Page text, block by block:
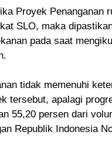
Proyek Penanganan
SLO, maka
pada saat
tidak memenuhi
tersebut, apalagi
55,20 persen dari
Republik Indonesia